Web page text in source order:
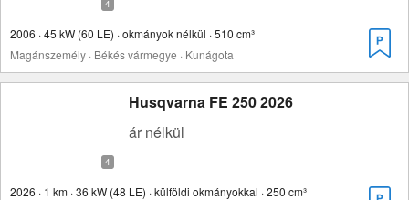
2006 · 45 kW (60 LE) · okmányok nélkül · 510 cm³
Magánszemély · Békés vármegye · Kunágota
Husqvarna FE 250 2026
ár nélkül
2026 · 1 km · 36 kW (48 LE) · külföldi okmányokkal · 250 cm³